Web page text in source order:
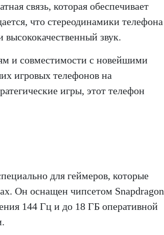
связь, которая обеспечивает
что стереодинамики телефона
звук.
и совместимости с новейшими
игровых телефонов на
игры, этот телефон
для геймеров, которые
Он оснащен чипсетом Snapdragon
144 Гц и до 18 ГБ оперативной